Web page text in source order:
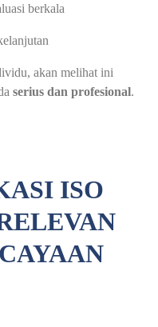
berkala
akan melihat ini
serius dan profesional.
ISO